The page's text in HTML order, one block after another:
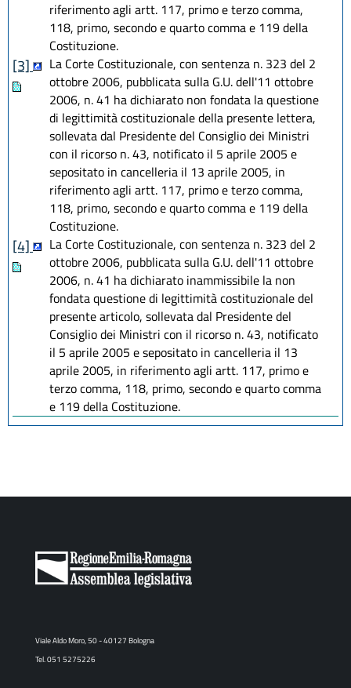
riferimento agli artt. 117, primo e terzo comma,
118, primo, secondo e quarto comma e 119 della
Costituzione.
[3]
La Corte Costituzionale, con sentenza n. 323 del 2
ottobre 2006, pubblicata sulla G.U. dell'11 ottobre
2006, n. 41 ha dichiarato non fondata la questione
di legittimità costituzionale della presente lettera,
sollevata dal Presidente del Consiglio dei Ministri
con il ricorso n. 43, notificato il 5 aprile 2005 e
sepositato in cancelleria il 13 aprile 2005, in
riferimento agli artt. 117, primo e terzo comma,
118, primo, secondo e quarto comma e 119 della
Costituzione.
[4]
La Corte Costituzionale, con sentenza n. 323 del 2
ottobre 2006, pubblicata sulla G.U. dell'11 ottobre
2006, n. 41 ha dichiarato inammissibile la non
fondata questione di legittimità costituzionale del
presente articolo, sollevata dal Presidente del
Consiglio dei Ministri con il ricorso n. 43, notificato
il 5 aprile 2005 e sepositato in cancelleria il 13
aprile 2005, in riferimento agli artt. 117, primo e
terzo comma, 118, primo, secondo e quarto comma
e 119 della Costituzione.
Viale Aldo Moro, 50 - 40127 Bologna
Tel. 051 5275226